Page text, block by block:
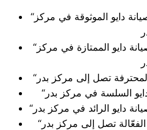
“إبقاء الأجهزة في أفضل حال: صيانة دايو الموثوقة في مركز
“تخلص من المتاعب: خدمات صيانة دايو الممتازة في مركز